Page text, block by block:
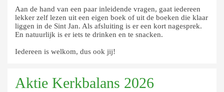
Aan de hand van een paar inleidende vragen, gaat iedereen
lekker zelf lezen uit een eigen boek of uit de boeken die klaar
liggen in de Sint Jan. Als afsluiting is er een kort nagesprek.
En natuurlijk is er iets te drinken en te snacken.
Iedereen is welkom, dus ook jij!
Aktie Kerkbalans 2026